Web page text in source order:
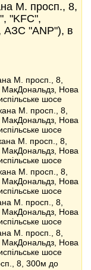
М. просп., 8,
"KFC",
"ANP"), в
М. просп., 8,
Нова
шосе
М. просп., 8,
Нова
шосе
М. просп., 8,
Нова
шосе
М. просп., 8,
Нова
шосе
М. просп., 8,
Нова
шосе
М. просп., 8,
Нова
шосе
8, 300м до